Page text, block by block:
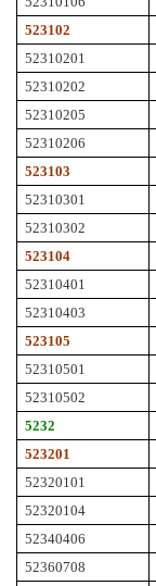
523102
52310201
52310202
52310205
52310206
523103
52310301
52310302
523104
52310401
52310403
523105
52310501
52310502
5232
523201
52320101
52320104
52340406
52360708